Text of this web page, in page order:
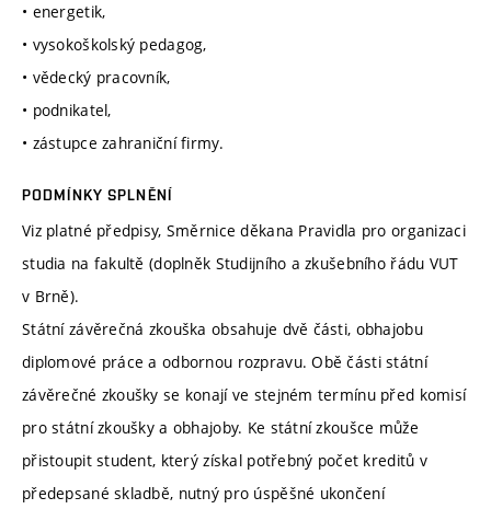
• energetik,
• vysokoškolský pedagog,
• vědecký pracovník,
• podnikatel,
• zástupce zahraniční firmy.
PODMÍNKY SPLNĚNÍ
Viz platné předpisy, Směrnice děkana Pravidla pro organizaci
studia na fakultě (doplněk Studijního a zkušebního řádu VUT
v Brně).
Státní závěrečná zkouška obsahuje dvě části, obhajobu
diplomové práce a odbornou rozpravu. Obě části státní
závěrečné zkoušky se konají ve stejném termínu před komisí
pro státní zkoušky a obhajoby. Ke státní zkoušce může
přistoupit student, který získal potřebný počet kreditů v
předepsané skladbě, nutný pro úspěšné ukončení